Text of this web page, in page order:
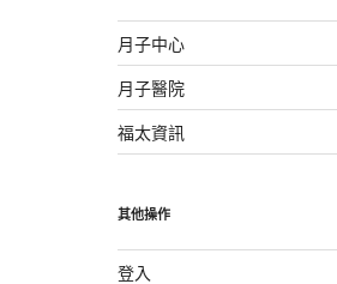
月子中心
月子醫院
福太資訊
其他操作
登入